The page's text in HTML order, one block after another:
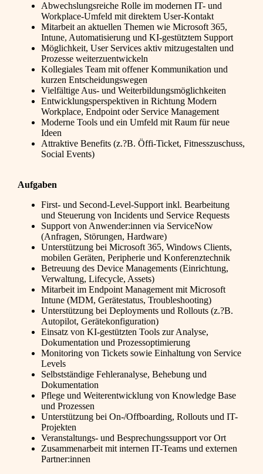
Abwechslungsreiche Rolle im modernen IT- und
Workplace-Umfeld mit direktem User-Kontakt
Mitarbeit an aktuellen Themen wie Microsoft 365,
Intune, Automatisierung und KI-gestütztem Support
Möglichkeit, User Services aktiv mitzugestalten und
Prozesse weiterzuentwickeln
Kollegiales Team mit offener Kommunikation und
kurzen Entscheidungswegen
Vielfältige Aus- und Weiterbildungsmöglichkeiten
Entwicklungsperspektiven in Richtung Modern
Workplace, Endpoint oder Service Management
Moderne Tools und ein Umfeld mit Raum für neue
Ideen
Attraktive Benefits (z.?B. Öffi-Ticket, Fitnesszuschuss,
Social Events)
Aufgaben
First- und Second-Level-Support inkl. Bearbeitung
und Steuerung von Incidents und Service Requests
Support von Anwender:innen via ServiceNow
(Anfragen, Störungen, Hardware)
Unterstützung bei Microsoft 365, Windows Clients,
mobilen Geräten, Peripherie und Konferenztechnik
Betreuung des Device Managements (Einrichtung,
Verwaltung, Lifecycle, Assets)
Mitarbeit im Endpoint Management mit Microsoft
Intune (MDM, Gerätestatus, Troubleshooting)
Unterstützung bei Deployments und Rollouts (z.?B.
Autopilot, Gerätekonfiguration)
Einsatz von KI-gestützten Tools zur Analyse,
Dokumentation und Prozessoptimierung
Monitoring von Tickets sowie Einhaltung von Service
Levels
Selbstständige Fehleranalyse, Behebung und
Dokumentation
Pflege und Weiterentwicklung von Knowledge Base
und Prozessen
Unterstützung bei On-/Offboarding, Rollouts und IT-
Projekten
Veranstaltungs- und Besprechungssupport vor Ort
Zusammenarbeit mit internen IT-Teams und externen
Partner:innen